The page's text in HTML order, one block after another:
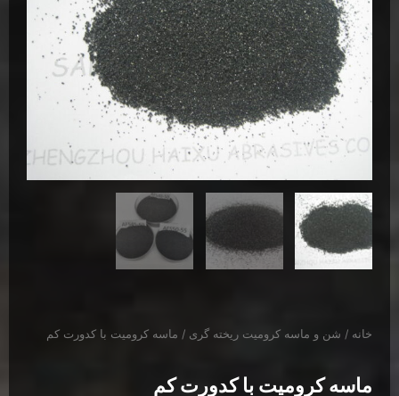
خانه / شن و ماسه کرومیت ریخته گری / ماسه کرومیت با کدورت کم
ماسه کرومیت با کدورت کم